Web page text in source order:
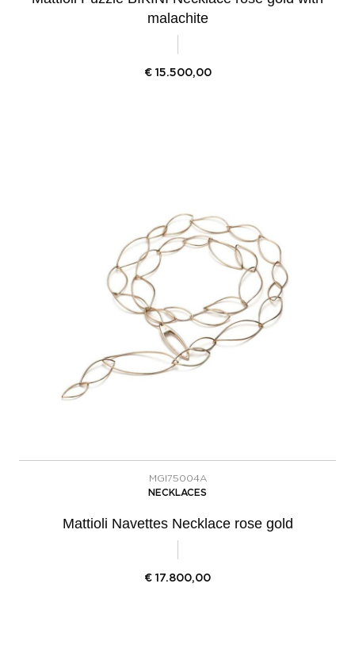
malachite
€ 15.500,00
MGI75004A
NECKLACES
Mattioli Navettes Necklace rose gold
€ 17.800,00